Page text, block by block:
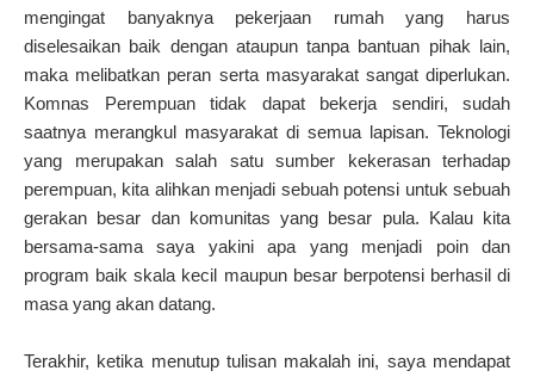
mengingat banyaknya pekerjaan rumah yang harus
diselesaikan baik dengan ataupun tanpa bantuan pihak lain,
maka melibatkan peran serta masyarakat sangat diperlukan.
Komnas Perempuan tidak dapat bekerja sendiri, sudah
saatnya merangkul masyarakat di semua lapisan. Teknologi
yang merupakan salah satu sumber kekerasan terhadap
perempuan, kita alihkan menjadi sebuah potensi untuk sebuah
gerakan besar dan komunitas yang besar pula. Kalau kita
bersama-sama saya yakini apa yang menjadi poin dan
program baik skala kecil maupun besar berpotensi berhasil di
masa yang akan datang.
Terakhir, ketika menutup tulisan makalah ini, saya mendapat